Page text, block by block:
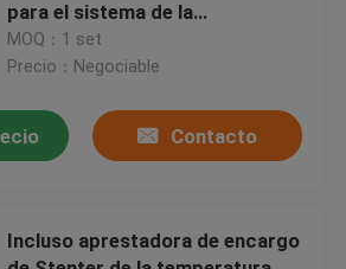
del calor
para el sistema de la
recuperación de calor
MOQ：1 set
Precio：Negociable
Contacto
Incluso aprestadora de encargo